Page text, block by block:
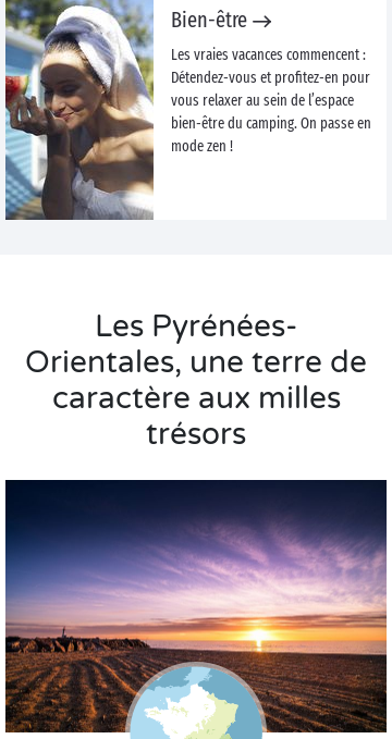
Bien-être
Les vraies vacances commencent :
Détendez-vous et profitez-en pour
vous relaxer au sein de l’espace
bien-être du camping. On passe en
mode zen !
Les Pyrénées-
Orientales, une terre de
caractère aux milles
trésors